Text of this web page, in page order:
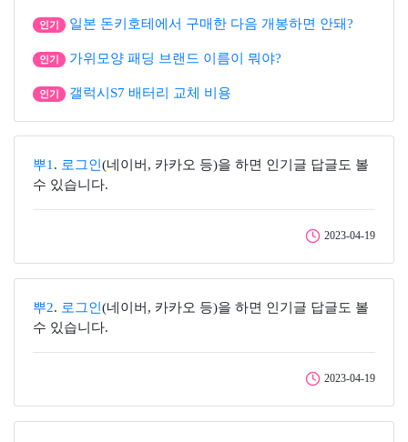
인기 일본 돈키호테에서 구매한 다음 개봉하면 안돼?
인기 가위모양 패딩 브랜드 이름이 뭐야?
인기 갤럭시S7 배터리 교체 비용
뿌1 . 로그인 (네이버, 카카오 등)을 하면 인기글 답글도 볼
수 있습니다.
2023-04-19
뿌2. 로그인 (네이버, 카카오 등)을 하면 인기글 답글도 볼
수 있습니다.
2023-04-19